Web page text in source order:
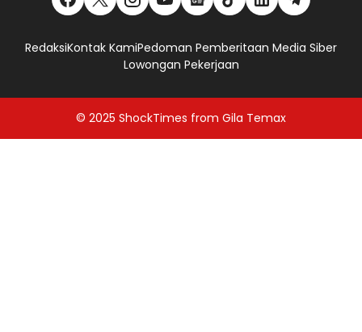
RedaksiKontak KamiPedoman Pemberitaan Media Siber
Lowongan Pekerjaan
© 2025 ShockTimes from Gila Temax